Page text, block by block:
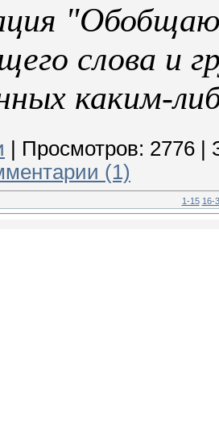
слова и
каким-
| Просмотров: 2776 |
(1)
1-15 16-